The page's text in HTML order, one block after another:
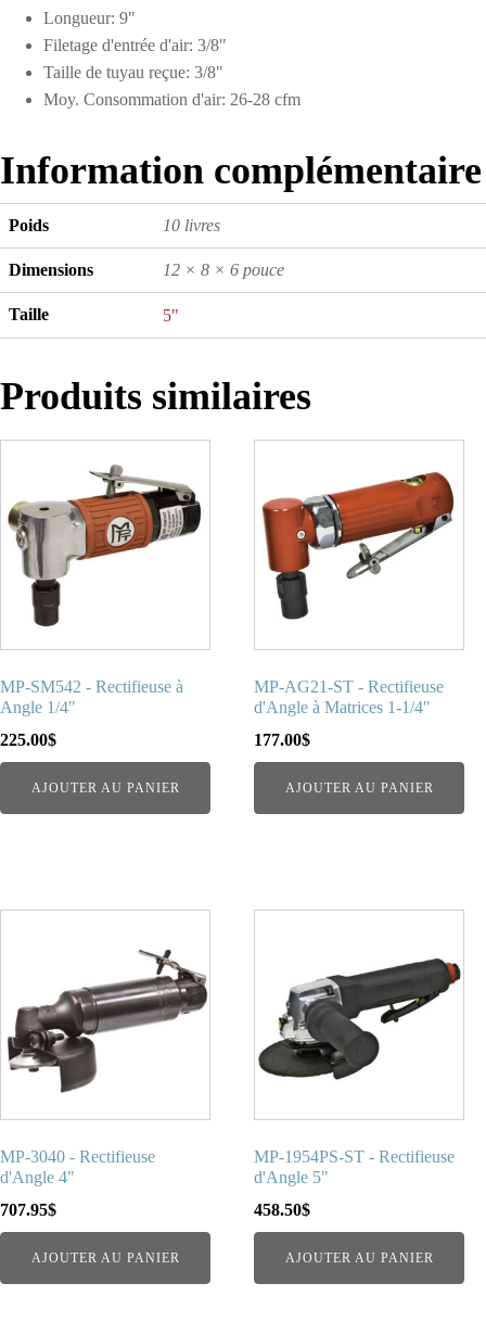
Longueur: 9"
Filetage d'entrée d'air: 3/8"
Taille de tuyau reçue: 3/8"
Moy. Consommation d'air: 26-28 cfm
Information complémentaire
Poids 10 livres
Dimensions 12 × 8 × 6 pouce
Taille 5"
Produits similaires
MP-SM542 - Rectifieuse à
Angle 1/4"
225.00$
AJOUTER AU PANIER
MP-AG21-ST - Rectifieuse
d'Angle à Matrices 1-1/4"
177.00$
AJOUTER AU PANIER
MP-3040 - Rectifieuse
d'Angle 4"
707.95$
AJOUTER AU PANIER
MP-1954PS-ST - Rectifieuse
d'Angle 5"
458.50$
AJOUTER AU PANIER